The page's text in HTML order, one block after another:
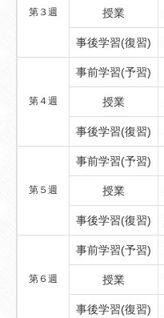
第３週 授業
事後学習(復習)
第４週
事前学習(予習)
授業
事後学習(復習)
第５週
事前学習(予習)
授業
事後学習(復習)
第６週
事前学習(予習)
授業
事後学習(復習)